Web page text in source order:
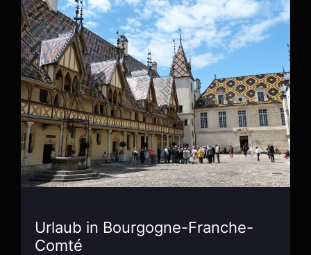
Urlaub in Bourgogne-Franche-
Comté